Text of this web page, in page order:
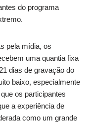
do programa
pela mídia, os
uma quantia fixa
dias de gravação do
baixo, especialmente
os participantes
a experiência de
como um grande